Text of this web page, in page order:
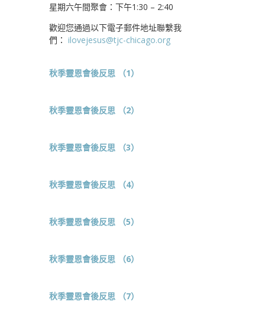
星期六午間聚會：下午1:30 – 2:40
歡迎您通過以下電子郵件地址聯繫我
們： ilovejesus@tjc-chicago.org
秋季靈恩會後反思 （1）
秋季靈恩會後反思 （2）
秋季靈恩會後反思 （3）
秋季靈恩會後反思 （4）
秋季靈恩會後反思 （5）
秋季靈恩會後反思 （6）
秋季靈恩會後反思 （7）